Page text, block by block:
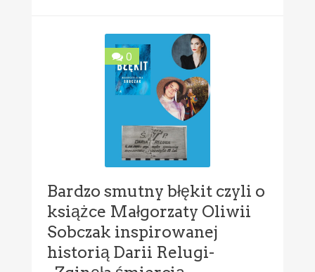
0
Bardzo smutny błękit czyli o
książce Małgorzaty Oliwii
Sobczak inspirowanej
historią Darii Relugi-